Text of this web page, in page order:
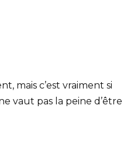
mais c’est vraiment si
vaut pas la peine d’être